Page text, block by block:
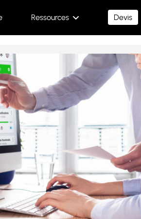
Ressources Devis